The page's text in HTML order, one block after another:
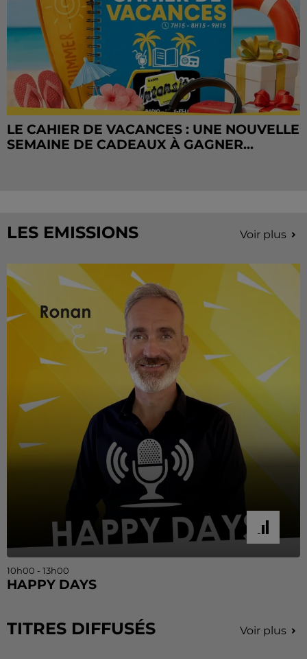
LE CAHIER DE VACANCES : UNE NOUVELLE
SEMAINE DE CADEAUX À GAGNER...
LES EMISSIONS Voir plus
10h00 - 13h00
HAPPY DAYS
TITRES DIFFUSÉS Voir plus